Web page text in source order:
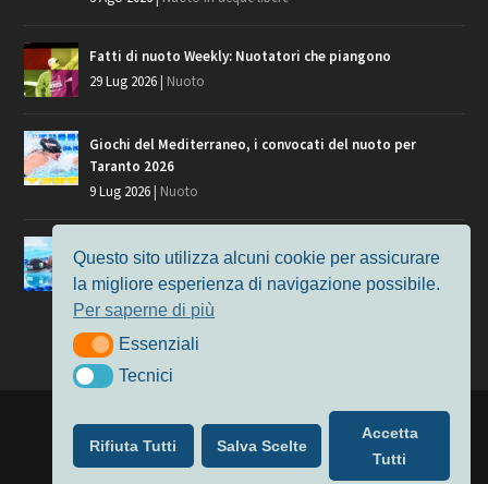
Fatti di nuoto Weekly: Nuotatori che piangono
29 Lug 2026 Nuoto
Giochi del Mediterraneo, i convocati del nuoto per
Taranto 2026
9 Lug 2026 Nuoto
Europei di Nuoto Parigi 2026: fra veterani e giovani, chi
manca?
7 Lug 2026
Nuoto
| Alimentato da
Nuoto
MasterS Podcast Il Nuoto in Cifre
Privacy & Cookie Policy
Questo sito utilizza alcuni cookie per assicurare
la migliore esperienza di navigazione possibile.
Per saperne di più
EssenzialiEssenziali
TecniciTecnici
Rifiuta Tutti Salva Scelte
Accetta
Tutti